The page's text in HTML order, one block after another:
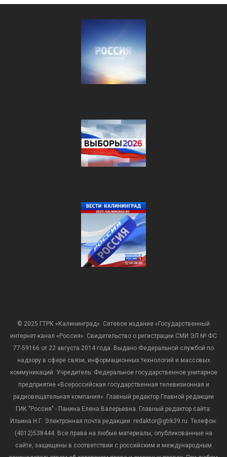
© 2025 ГТРК «Калининград». Сетевое издание «Государственный
интернет-канал «Россия». Свидетельство о регистрации СМИ ЭЛ № ФС
77-59166 от 22 августа 2014 года. Выдано Федеральной службой по
надзору в сфере связи, информационных технологий и массовых
коммуникаций. Учредитель: Федеральное государственное унитарное
предприятие «Всероссийская государственная телевизионная и
радиовещательная компания». Главный редактор Главной редакции
ГИК "Россия" - Панина Елена Валерьевна. Главный редактор сайта:
Ильина Н.Г. Электронная почта редакции: redaktor@gtrk39.ru. Телефон:
(4012)538444. Все права на любые материалы, опубликованные на
сайте, защищены в соответствии с российским и международным